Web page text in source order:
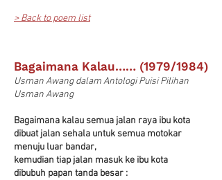
> Back to poem list
Bagaimana Kalau…… (1979/1984)
Usman Awangdalam Antologi Puisi Pilihan
Usman Awang
Bagaimana kalau semua jalan raya ibu kota
dibuat jalan sehala untuk semua motokar
menuju luar bandar,
kemudian tiap jalan masuk ke ibu kota
dibubuh papan tanda besar :